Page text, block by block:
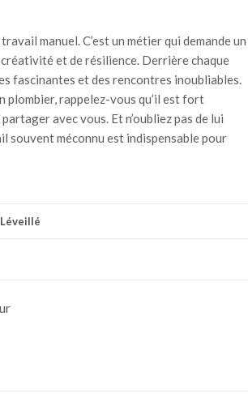
manuel. C’est un métier qui demande un
et de résilience. Derrière chaque
fascinantes et des rencontres inoubliables.
plombier, rappelez-vous qu’il est fort
avec vous. Et n’oubliez pas de lui
souvent méconnu est indispensable pour